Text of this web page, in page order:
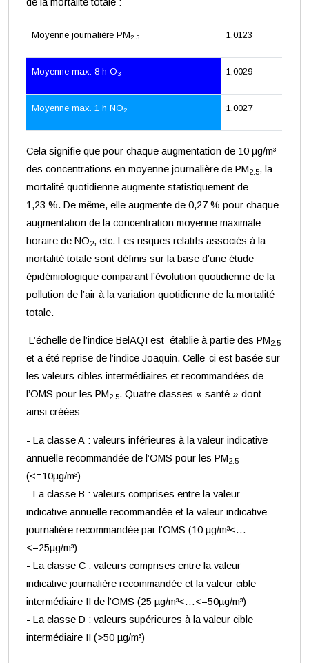
de la mortalité totale :
Moyenne journalière PM2.5 1,0123
Moyenne max. 8 h O3 1,0029
Moyenne max. 1 h NO2 1,0027
Cela signifie que pour chaque augmentation de 10 µg/m³
des concentrations en moyenne journalière de PM2.5, la
mortalité quotidienne augmente statistiquement de
1,23 %. De même, elle augmente de 0,27 % pour chaque
augmentation de la concentration moyenne maximale
horaire de NO2, etc. Les risques relatifs associés à la
mortalité totale sont définis sur la base d’une étude
épidémiologique comparant l’évolution quotidienne de la
pollution de l’air à la variation quotidienne de la mortalité
totale.
L’échelle de l’indice BelAQI est établie à partie des PM2.5
et a été reprise de l’indice Joaquin. Celle-ci est basée sur
les valeurs cibles intermédiaires et recommandées de
l’OMS pour les PM2.5. Quatre classes « santé » dont
ainsi créées :
- La classe A : valeurs inférieures à la valeur indicative
annuelle recommandée de l’OMS pour les PM2.5
(<=10µg/m³)
- La classe B : valeurs comprises entre la valeur
indicative annuelle recommandée et la valeur indicative
journalière recommandée par l’OMS (10 µg/m³<…
<=25µg/m³)
- La classe C : valeurs comprises entre la valeur
indicative journalière recommandée et la valeur cible
intermédiaire II de l’OMS (25 µg/m³<…<=50µg/m³)
- La classe D : valeurs supérieures à la valeur cible
intermédiaire II (>50 µg/m³)